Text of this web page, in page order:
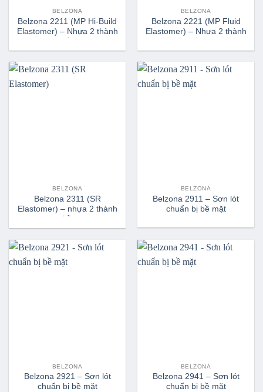
BELZONA
Belzona 2211 (MP Hi-Build
Elastomer) – Nhựa 2 thành
BELZONA
Belzona 2221 (MP Fluid
Elastomer) – Nhựa 2 thành
BELZONA
Belzona 2311 (SR
Elastomer) – nhựa 2 thành
phần
BELZONA
Belzona 2911 – Sơn lót
chuẩn bị bề mặt
BELZONA
Belzona 2921 – Sơn lót
chuẩn bị bề mặt
BELZONA
Belzona 2941 – Sơn lót
chuẩn bị bề mặt